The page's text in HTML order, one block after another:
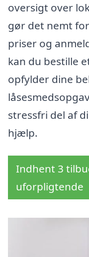
oversigt over
gør det nemt
priser og
kan du bestille
opfylder dine
stressfri del af
hjælp.
Indhent 3
uforpligtende